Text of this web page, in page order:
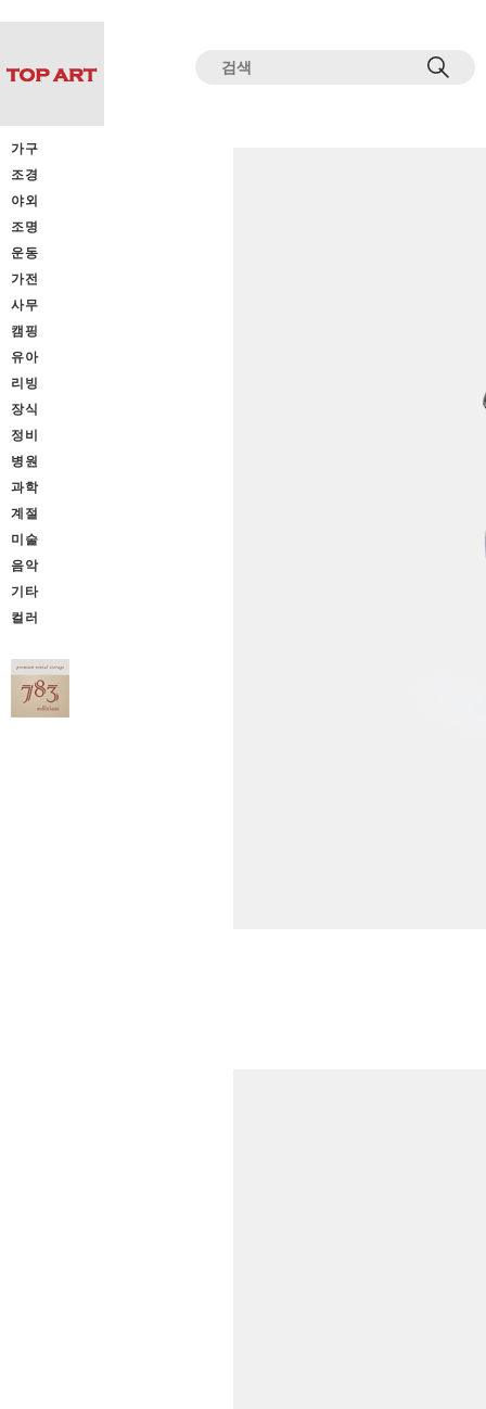
가구
조경
야외
조명
운동
가전
사무
캠핑
유아
리빙
장식
정비
병원
과학
계절
미술
음악
기타
컬러